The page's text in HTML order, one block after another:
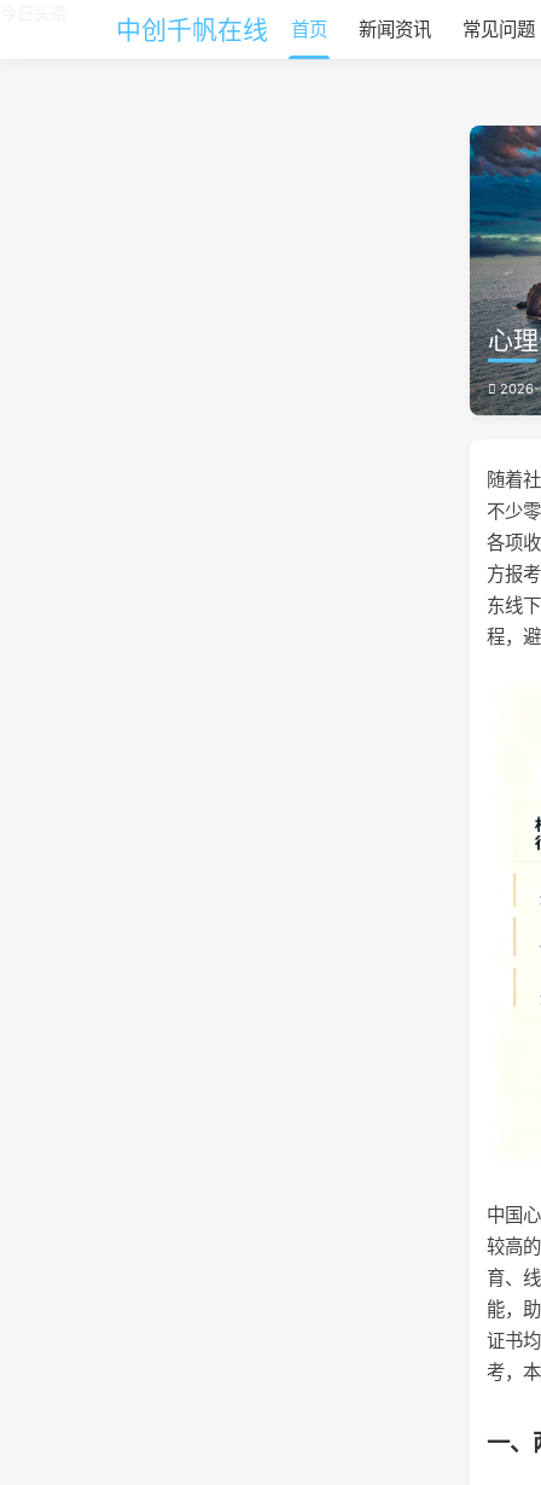
中创千帆在线 首页 新闻资讯 常见问题
心
随着
不少
各项
方报
东线
程，
中国
较高
育、
能，
证书
考，
一、